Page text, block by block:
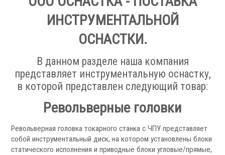
Оптические линейки
Магнитные линейки
Аксессуары УЦИ
Системы СОЖ
ИНСТРУМЕНТАЛЬНОЙ
ОСНАСТКИ.
В данном разделе наша компания
представляет инструментальную оснастку,
в которой представлен следующий товар:
Револьверные головки
Револьверная головка токарного станка с ЧПУ представляет
собой инструментальный диск, на котором установлены блоки
статического исполнения и приводные блоки угловые/прямые,